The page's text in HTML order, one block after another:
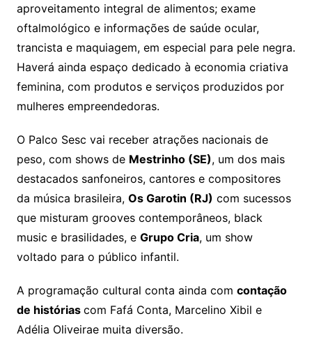
aproveitamento integral de alimentos; exame
oftalmológico e informações de saúde ocular,
trancista e maquiagem, em especial para pele negra.
Haverá ainda espaço dedicado à economia criativa
feminina, com produtos e serviços produzidos por
mulheres empreendedoras.
O Palco Sesc vai receber atrações nacionais de
peso, com shows de Mestrinho (SE), um dos mais
destacados sanfoneiros, cantores e compositores
da música brasileira, Os Garotin (RJ) com sucessos
que misturam grooves contemporâneos, black
music e brasilidades, e Grupo Cria, um show
voltado para o público infantil.
A programação cultural conta ainda com contação
de histórias com Fafá Conta, Marcelino Xibil e
Adélia Oliveirae muita diversão.